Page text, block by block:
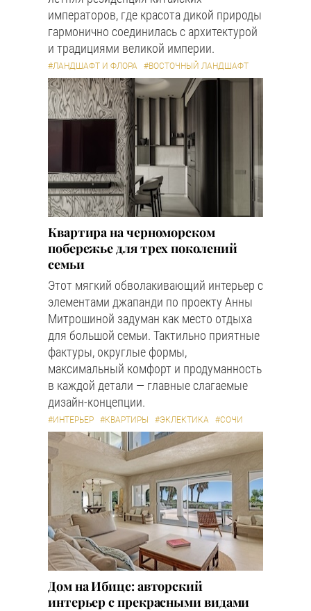
императоров, где красота дикой природы
гармонично соединилась с архитектурой
и традициями великой империи.
#ЛАНДШАФТ И ФЛОРА #ВОСТОЧНЫЙ ЛАНДШАФТ
Квартира на черноморском
побережье для трех поколений
семьи
Этот мягкий обволакивающий интерьер с
элементами джапанди по проекту Анны
Митрошиной задуман как место отдыха
для большой семьи. Тактильно приятные
фактуры, округлые формы,
максимальный комфорт и продуманность
в каждой детали — главные слагаемые
дизайн-концепции.
#ИНТЕРЬЕР #КВАРТИРЫ #ЭКЛЕКТИКА #СОЧИ
Дом на Ибице: авторский
интерьер с прекрасными видами